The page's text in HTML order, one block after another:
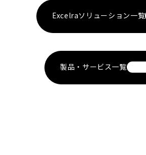
Excelraソリューション一覧
製品・サービス一覧